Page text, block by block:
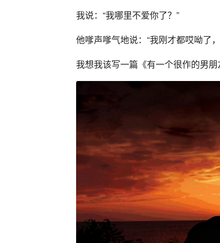
我说：“我哪里不爱你了？”
他嗲声嗲气地说：“我刚才都哎呦了
我想我该写一篇《有一个很作的男